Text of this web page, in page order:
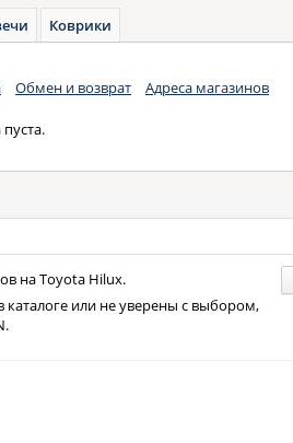
Коврики
Обмен и возврат Адреса магазинов
на Toyota Hilux.
или не уверены с выбором,